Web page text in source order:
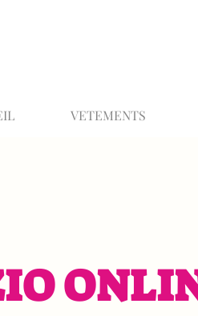
VETEMENTS